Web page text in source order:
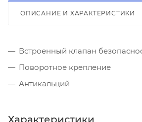
ОПИСАНИЕ И ХАРАКТЕРИСТИКИ
Встроенный клапан
Поворотное крепление
Антикальций
Характеристики